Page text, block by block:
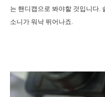
는 핸디캡으로 봐야할 것입니다.
소니가 워낙 뛰어나죠.